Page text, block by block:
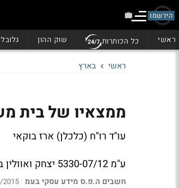
הירשמו
ראשי כל הכותרות שוק ההון גלובל
ראשי בארץ
ממצאיו של בית
עו"ד רו"ח (כלכלן) ארז בוקאי
ע"מ 5330-07/12 יצחק ואוולין ברמוחא נ' פקיד שומה יחידה ארצית לשומה
חשבים ה.פ.ס מידע עסקי בעמ |
09:28